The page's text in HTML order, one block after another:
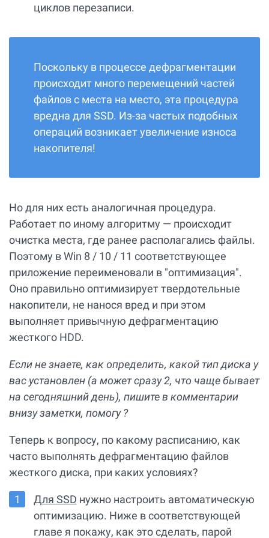
циклов перезаписи.
Поскольку в процессе дефрагментации
происходит много перемещений частей
файлов с места на место, эта процедура
вредна для SSD. Из-за частых подобных
операций возникает увеличение износа
накопителя!
Но для них есть аналогичная процедура.
Работает по иному алгоритму — происходит
очистка места, где ранее располагались файлы.
Поэтому в Win 8 / 10 / 11 соответствующее
приложение переименовали в "оптимизация".
Оно правильно оптимизирует твердотельные
накопители, не нанося вред и при этом
выполняет привычную дефрагментацию
жесткого HDD.
Если не знаете, как определить, какой тип диска у
вас установлен (а может сразу 2, что чаще бывает
на сегодняшний день), пишите в комментарии
внизу заметки, помогу ?
Теперь к вопросу, по какому расписанию, как
часто выполнять дефрагментацию файлов
жесткого диска, при каких условиях?
Для SSD нужно настроить автоматическую
оптимизацию. Ниже в соответствующей
главе я покажу, как это сделать, парой